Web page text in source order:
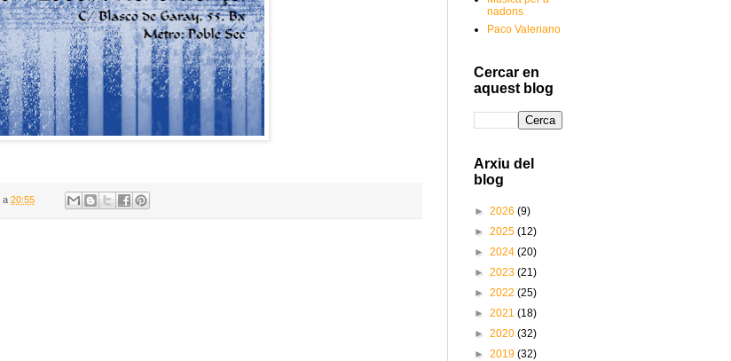
a 20:55
nadons
Paco Valeriano
Cercar en
aquest blog
Arxiu del
blog
► 2026 (9)
► 2025 (12)
► 2024 (20)
► 2023 (21)
► 2022 (25)
► 2021 (18)
► 2020 (32)
► 2019 (32)